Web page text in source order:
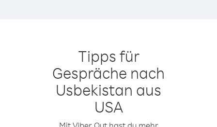
Tipps für
Gespräche nach
Usbekistan aus
USA